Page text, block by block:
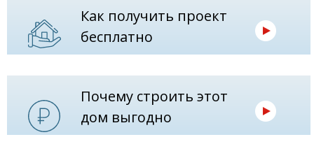
Как получить проект
бесплатно
Почему строить этот
дом выгодно